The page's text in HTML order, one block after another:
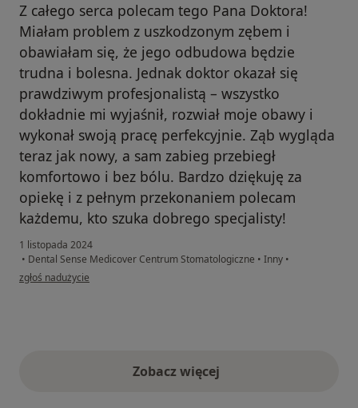
Z całego serca polecam tego Pana Doktora!
Miałam problem z uszkodzonym zębem i
obawiałam się, że jego odbudowa będzie
trudna i bolesna. Jednak doktor okazał się
prawdziwym profesjonalistą – wszystko
dokładnie mi wyjaśnił, rozwiał moje obawy i
wykonał swoją pracę perfekcyjnie. Ząb wygląda
teraz jak nowy, a sam zabieg przebiegł
komfortowo i bez bólu. Bardzo dziękuję za
opiekę i z pełnym przekonaniem polecam
każdemu, kto szuka dobrego specjalisty!
1 listopada 2024
• Dental Sense Medicover Centrum Stomatologiczne • Inny •
w opinii użytkownika Łucja
zgłoś nadużycie
Zobacz więcejopinie powyżej